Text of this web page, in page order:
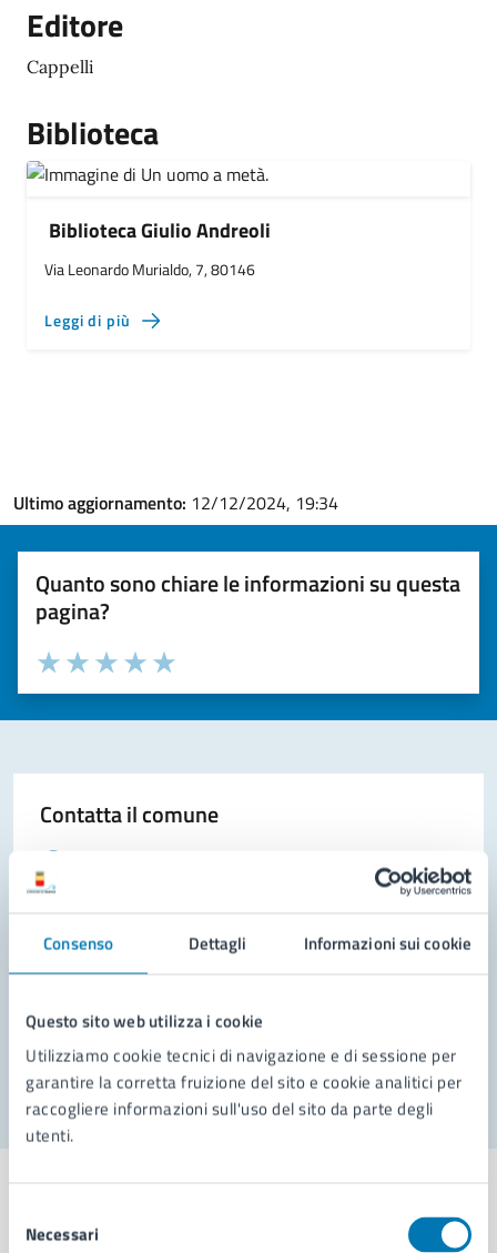
Consenso Dettagli Informazioni sui cookie
Questo sito web utilizza i cookie
Utilizziamo cookie tecnici di navigazione e di sessione per
garantire la corretta fruizione del sito e cookie analitici per
raccogliere informazioni sull'uso del sito da parte degli
utenti.
delNecessari
Editore
Cappelli
Biblioteca
Biblioteca Giulio Andreoli
Via Leonardo Murialdo, 7, 80146
Leggi di più
Ultimo aggiornamento: 12/12/2024, 19:34
Quanto sono chiare le informazioni su questa
pagina?
Valuta la chiarezza delle informazioni (da 1 a 5 stelle)
Seleziona il numero di stelle per valutare la chiarezza delle
Valuta 5 stelle su 5
Valuta 4 stelle su 5
Valuta 3 stelle su 5
Valuta 2 stelle su 5
Valuta 1 stelle su 5
Contatta il comune
Prenota appuntamento
Problemi in città
Segnala disservizio